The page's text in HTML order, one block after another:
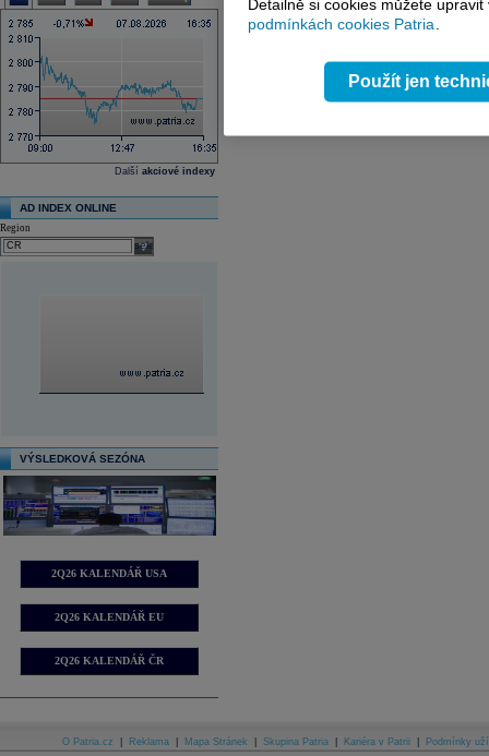
Další akciové indexy
AD INDEX ONLINE
Region
select
VÝSLEDKOVÁ SEZÓNA
2Q26 KALENDÁŘ USA
2Q26 KALENDÁŘ EU
2Q26 KALENDÁŘ ČR
O Patria.cz Reklama Mapa Stránek Skupina Patria Kariéra v Patrii Podmínky
Detailně si cookies můžete
podmínkách cookies Patria.
Použít jen